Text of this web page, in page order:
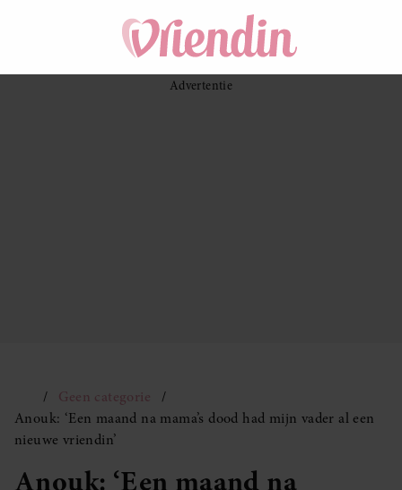
Geen categorie
Anouk: ‘Een maand na mama’s dood had mijn vader al een
nieuwe vriendin’
Anouk: ‘Een maand na